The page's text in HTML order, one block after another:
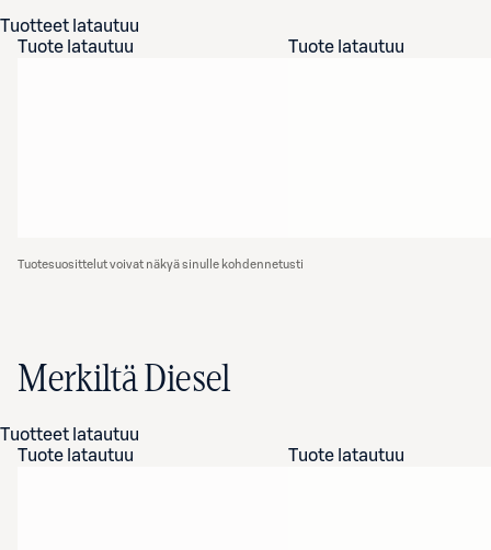
Tuotteet latautuu
Tuote latautuu
Tuote latautuu
Tuotesuosittelut voivat näkyä sinulle kohdennetusti
Merkiltä Diesel
Tuotteet latautuu
Tuote latautuu
Tuote latautuu